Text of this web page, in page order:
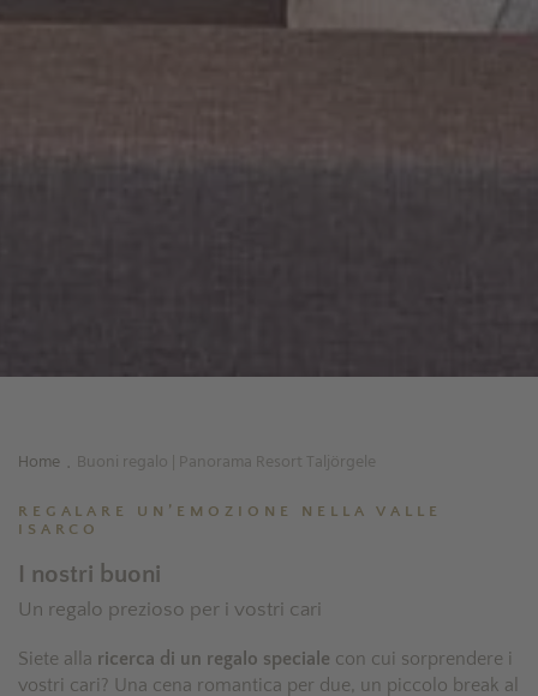
Home . Buoni regalo | Panorama Resort Taljörgele
REGALARE UN’EMOZIONE NELLA VALLE
ISARCO
I nostri buoni
Un regalo prezioso per i vostri cari
Siete alla ricerca di un regalo speciale con cui sorprendere i
vostri cari? Una cena romantica per due, un piccolo break al